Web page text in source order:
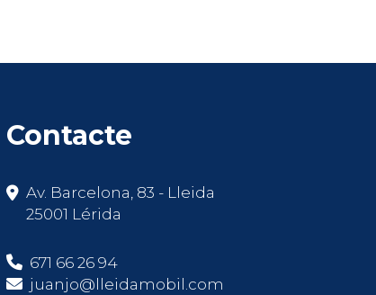
Contacte
Av. Barcelona, 83 - Lleida
25001 Lérida
671 66 26 94
juanjo@lleidamobil.com